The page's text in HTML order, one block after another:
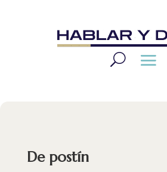
De postín